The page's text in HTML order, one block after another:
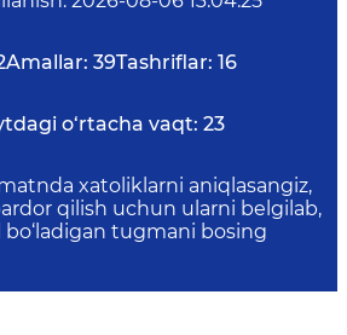
Amallar: 39Tashriflar: 16
o‘rtacha vaqt: 23
xatoliklarni aniqlasangiz,
qilish uchun ularni belgilab,
bo‘ladigan tugmani bosing